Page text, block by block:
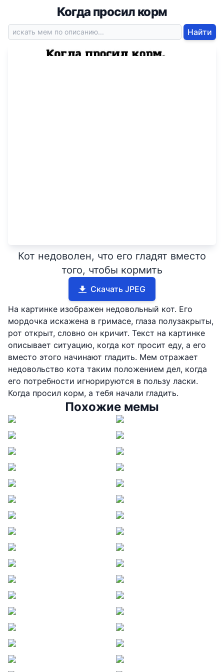
Когда просил корм
Найти
Кот недоволен, что его гладят вместо
того, чтобы кормить
Скачать JPEG
На картинке изображен недовольный кот. Его
мордочка искажена в гримасе, глаза полузакрыты,
рот открыт, словно он кричит. Текст на картинке
описывает ситуацию, когда кот просит еду, а его
вместо этого начинают гладить. Мем отражает
недовольство кота таким положением дел, когда
его потребности игнорируются в пользу ласки.
Когда просил корм, а тебя начали гладить.
Похожие мемы